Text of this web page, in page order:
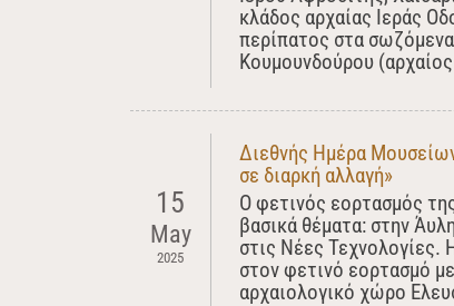
κλάδος αρχαίας Ιεράς
περίπατος στα
Κουμουνδούρου
15
May
2025
Διεθνής Ημέρα
σε διαρκή αλλαγή»
Ο φετινός εορτασμός
βασικά θέματα: στην
στις Νέες Τεχνολογίες.
στον φετινό εορτασμό
αρχαιολογικό χώρο